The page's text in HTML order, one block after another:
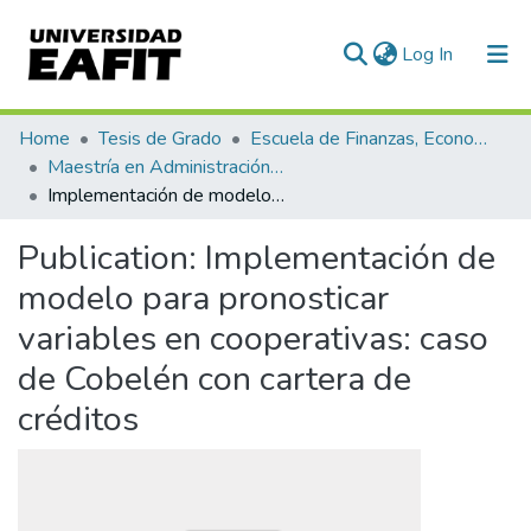
Log In (current)
Communities & Collections
All of DSpace
Home Tesis de Grado
Escuela de Finanzas, Economía y Gobierno
Maestría en Administración Financiera (tesis)
Implementación de modelo para pronosticar variables en cooperativas: caso de Cobelén con cartera de créditos
Publication: Implementación de
modelo para pronosticar
variables en cooperativas: caso
de Cobelén con cartera de
créditos